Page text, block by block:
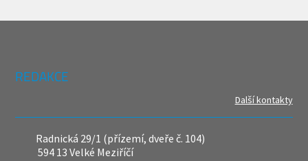
REDAKCE
Další kontakty
Radnická 29/1 (přízemí, dveře č. 104)
594 13 Velké Meziříčí